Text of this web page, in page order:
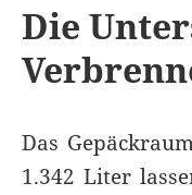
Die
Das
1.342 Liter